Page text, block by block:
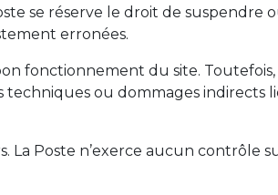
se réserve le droit de
erronées.
bon fonctionnement du site.
ou dommages indirects
La Poste n’exerce aucun contrôle